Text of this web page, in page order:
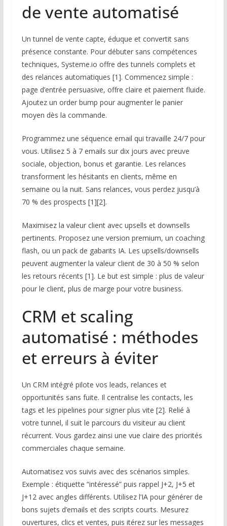
de vente automatisé
Un tunnel de vente capte, éduque et convertit sans
présence constante. Pour débuter sans compétences
techniques, Systeme.io offre des tunnels complets et
des relances automatiques [1]. Commencez simple :
page d’entrée persuasive, offre claire et paiement fluide.
Ajoutez un order bump pour augmenter le panier
moyen dès la commande.
Programmez une séquence email qui travaille 24/7 pour
vous. Utilisez 5 à 7 emails sur dix jours avec preuve
sociale, objection, bonus et garantie. Les relances
transforment les hésitants en clients, même en
semaine ou la nuit. Sans relances, vous perdez jusqu’à
70 % des prospects [1][2].
Maximisez la valeur client avec upsells et downsells
pertinents. Proposez une version premium, un coaching
flash, ou un pack de gabarits IA. Les upsells/downsells
peuvent augmenter la valeur client de 30 à 50 % selon
les retours récents [1]. Le but est simple : plus de valeur
pour le client, plus de marge pour votre business.
CRM et scaling
automatisé : méthodes
et erreurs à éviter
Un CRM intégré pilote vos leads, relances et
opportunités sans fuite. Il centralise les contacts, les
tags et les pipelines pour signer plus vite [2]. Relié à
votre tunnel, il suit le parcours du visiteur au client
récurrent. Vous gardez ainsi une vue claire des priorités
commerciales chaque semaine.
Automatisez vos suivis avec des scénarios simples.
Exemple : étiquette “intéressé” puis rappel J+2, J+5 et
J+12 avec angles différents. Utilisez l’IA pour générer de
bons sujets d’emails et des scripts courts. Mesurez
ouvertures, clics et ventes, puis itérez sur les messages